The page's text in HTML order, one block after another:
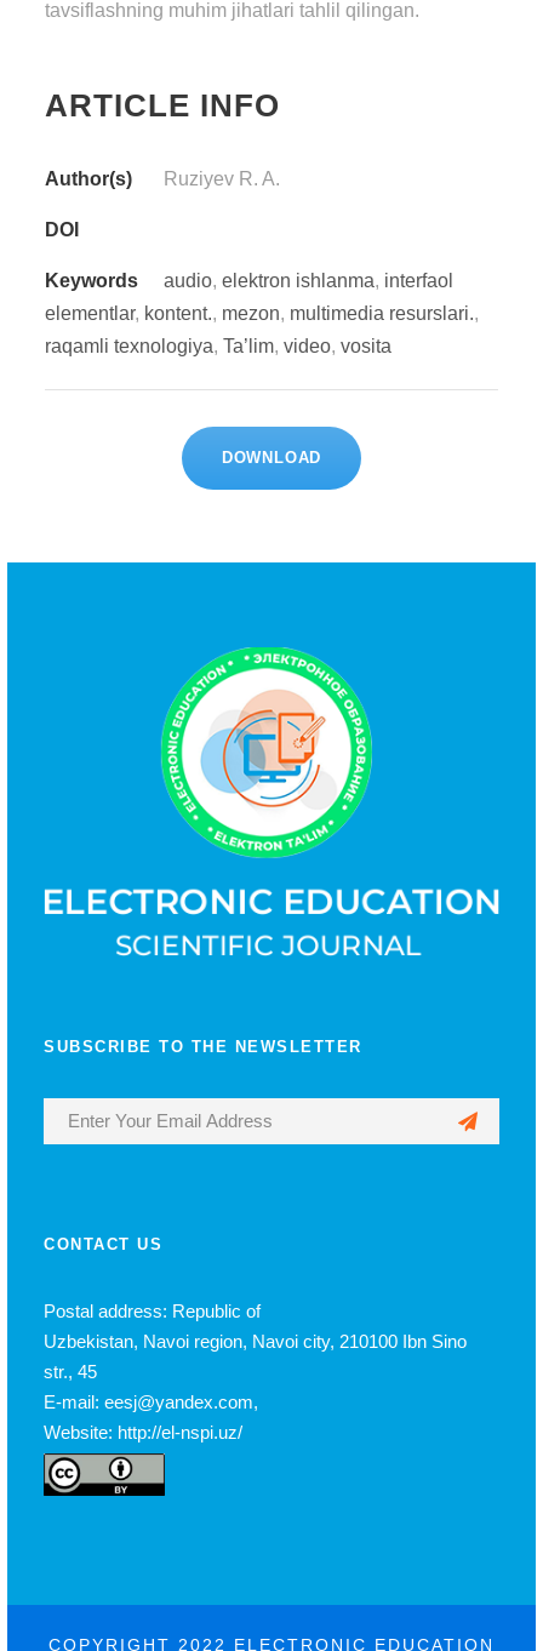
tavsiflashning muhim jihatlari tahlil qilingan.
ARTICLE INFO
Author(s) Ruziyev R. A.
DOI
Keywords audio, elektron ishlanma, interfaol
elementlar, kontent., mezon, multimedia resurslari.,
raqamli texnologiya, Ta’lim, video, vosita
DOWNLOAD
SUBSCRIBE TO THE NEWSLETTER
CONTACT US
Postal address: Republic of
Uzbekistan, Navoi region, Navoi city, 210100 Ibn Sino
str., 45
E-mail: eesj@yandex.com,
Website: http://el-nspi.uz/
COPYRIGHT 2022 ELECTRONIC EDUCATION